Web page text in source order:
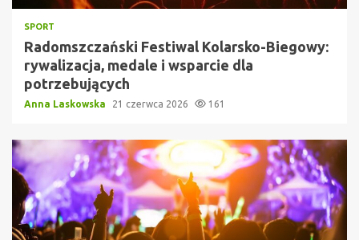
SPORT
Radomszczański Festiwal Kolarsko-Biegowy:
rywalizacja, medale i wsparcie dla
potrzebujących
Anna Laskowska 21 czerwca 2026 161